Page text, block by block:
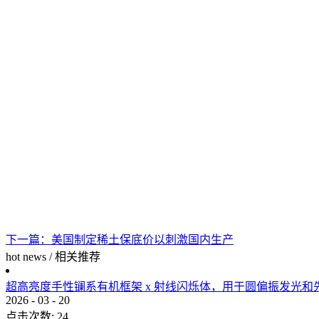
下一篇： 美国制定稀土保底价以刺激国内生产
hot news / 相关推荐
超高亮度手性镧系有机框架 x 射线闪烁体，用于圆偏振发光和
2026 - 03 - 20
点击次数: 24